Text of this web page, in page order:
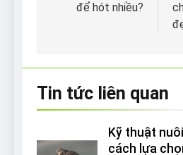
viếtđể hót nhiều?
Tin tức liên quan
Kỹ thuật
cách lựa